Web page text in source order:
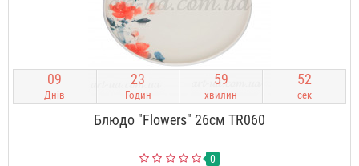
09
Днів
23
Годин
59
хвилин
51
сек
Блюдо "Flowers" 26см TR060
0